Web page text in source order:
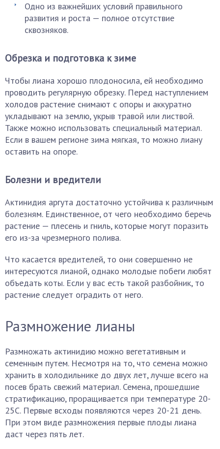
Одно из важнейших условий правильного
развития и роста — полное отсутствие
сквозняков.
Обрезка и подготовка к зиме
Чтобы лиана хорошо плодоносила, ей необходимо
проводить регулярную обрезку. Перед наступлением
холодов растение снимают с опоры и аккуратно
укладывают на землю, укрыв травой или листвой.
Также можно использовать специальный материал.
Если в вашем регионе зима мягкая, то можно лиану
оставить на опоре.
Болезни и вредители
Актинидия аргута достаточно устойчива к различным
болезням. Единственное, от чего необходимо беречь
растение — плесень и гниль, которые могут поразить
его из-за чрезмерного полива.
Что касается вредителей, то они совершенно не
интересуются лианой, однако молодые побеги любят
объедать коты. Если у вас есть такой разбойник, то
растение следует оградить от него.
Размножение лианы
Размножать актинидию можно вегетативным и
семенным путем. Несмотря на то, что семена можно
хранить в холодильнике до двух лет, лучше всего на
посев брать свежий материал. Семена, прошедшие
стратификацию, проращивается при температуре 20-
25С. Первые всходы появляются через 20-21 день.
При этом виде размножения первые плоды лиана
даст через пять лет.